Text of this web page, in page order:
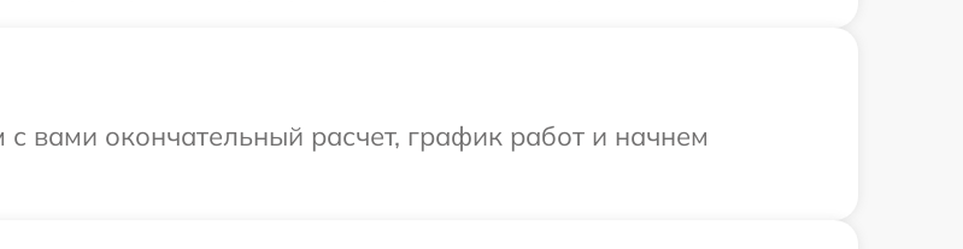
вами окончательный расчет, график работ и начнем